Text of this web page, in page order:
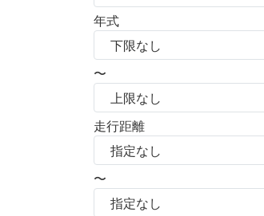
年式
〜
走行距離
〜